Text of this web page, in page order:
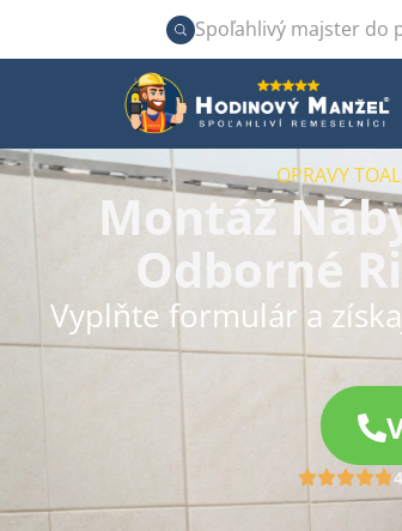
Spoľahlivý majster do
OPRAVY
Montáž
Odborné
Vyplňte formulár a